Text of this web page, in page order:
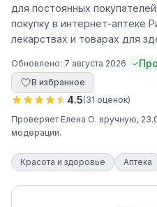
для постоянных
покупку в интернет-аптеке
лекарствах и товарах для
Обновлено: 7 августа 2026
В избранное
4.5(31 оценок)
Проверяет Елена О. вручную,
модерации.
Красота и здоровье Аптека